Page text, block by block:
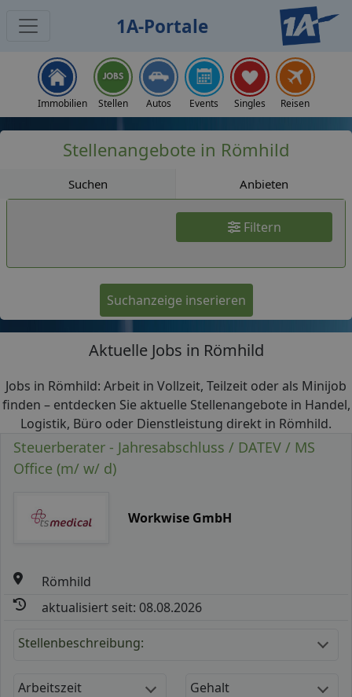
1A-Portale
Immobilien Stellen Autos Events Singles Reisen
Stellenangebote in Römhild
Suchen Anbieten
Filtern
Suchanzeige inserieren
Aktuelle Jobs in Römhild
Jobs in Römhild: Arbeit in Vollzeit, Teilzeit oder als Minijob
finden – entdecken Sie aktuelle Stellenangebote in Handel,
Logistik, Büro oder Dienstleistung direkt in Römhild.
Steuerberater - Jahresabschluss / DATEV / MS
Office (m/ w/ d)
Workwise GmbH
Römhild
aktualisiert seit: 08.08.2026
Stellenbeschreibung:
Arbeitszeit Gehalt